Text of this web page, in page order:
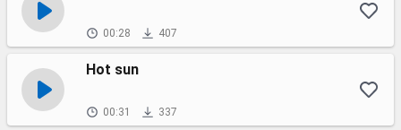
00:28 407
Hot sun
00:31 337